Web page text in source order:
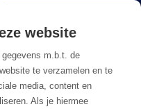
région
website
m.b.t. de
te verzamelen en te
media, content en
Als je hiermee